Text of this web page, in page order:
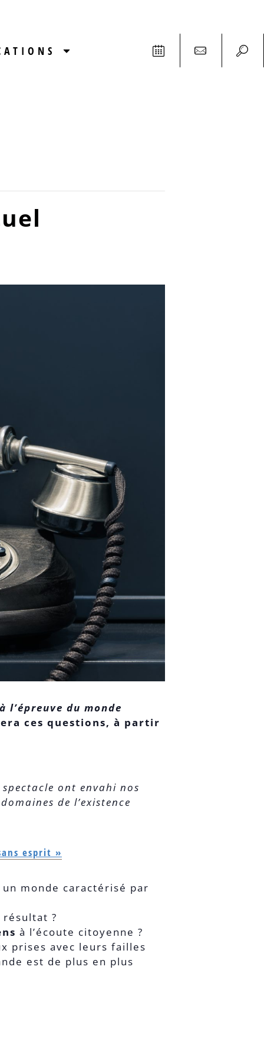
l’épreuve du monde
ces questions, à partir
ont envahi nos
de l’existence
esprit »
un monde caractérisé par
?
à l’écoute citoyenne ?
prises avec leurs failles
est de plus en plus